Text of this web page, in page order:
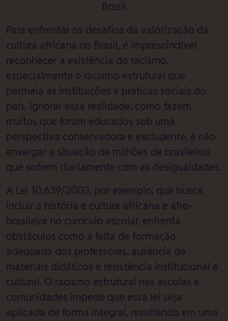
Brasil
Para enfrentar os desafios da valorização da
cultura africana no Brasil, é imprescindível
reconhecer a existência do racismo,
especialmente o racismo estrutural que
permeia as instituições e práticas sociais do
país. Ignorar essa realidade, como fazem
muitos que foram educados sob uma
perspectiva conservadora e excludente, é não
enxergar a situação de milhões de brasileiros
que sofrem diariamente com as desigualdades.
A Lei 10.639/2003, por exemplo, que busca
incluir a história e cultura africana e afro-
brasileira no currículo escolar, enfrenta
obstáculos como a falta de formação
adequada dos professores, ausência de
materiais didáticos e resistência institucional e
cultural. O racismo estrutural nas escolas e
comunidades impede que essa lei seja
aplicada de forma integral, resultando em uma